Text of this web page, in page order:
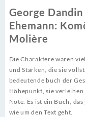
George
Ehemann:
Molière
Die Charaktere waren
und Stärken, die sie
bedeutende buch der
Höhepunkt, sie
Note. Es ist ein Buch,
wie um den Text geht.